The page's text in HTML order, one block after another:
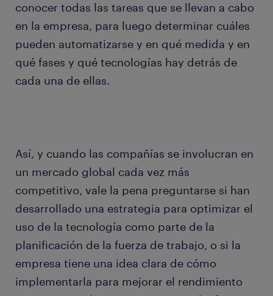
conocer todas las tareas que se llevan a cabo
en la empresa, para luego determinar cuáles
pueden automatizarse y en qué medida y en
qué fases y qué tecnologías hay detrás de
cada una de ellas.
Así, y cuando las compañías se involucran en
un mercado global cada vez más
competitivo, vale la pena preguntarse si han
desarrollado una estrategia para optimizar el
uso de la tecnología como parte de la
planificación de la fuerza de trabajo, o si la
empresa tiene una idea clara de cómo
implementarla para mejorar el rendimiento